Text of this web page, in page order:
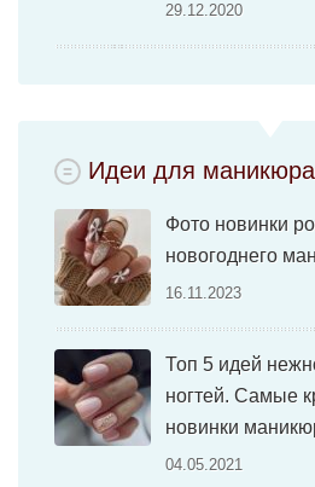
29.12.2020
Идеи для маникюра
Фото новинки
новогоднего
16.11.2023
Топ 5 идей
ногтей. Самые
новинки
04.05.2021